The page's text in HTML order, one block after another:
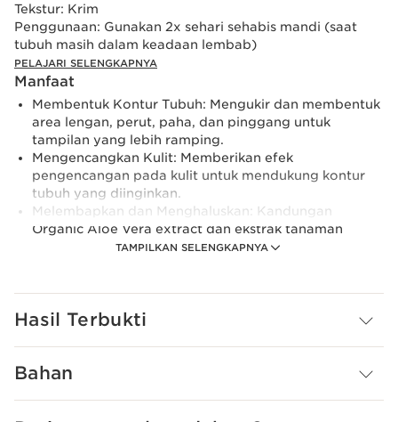
TAMPILKAN SELENGKAPNYA
Tekstur: Krim
Penggunaan: Gunakan 2x sehari sehabis mandi (saat
tubuh masih dalam keadaan lembab)
PELAJARI SELENGKAPNYA
Manfaat
Membentuk Kontur Tubuh: Mengukir dan membentuk
area lengan, perut, paha, dan pinggang untuk
tampilan yang lebih ramping.
Mengencangkan Kulit: Memberikan efek
pengencangan pada kulit untuk mendukung kontur
tubuh yang diinginkan.
Melembapkan dan Menghaluskan: Kandungan
Organic Aloe Vera extract dan ekstrak tanaman
lainnya memberikan kelembapan dan kehalusan pada
menyeluruh dengan hasil yang nyata, menghadirkan
keinginan.
Hasil Terbukti
Bahan